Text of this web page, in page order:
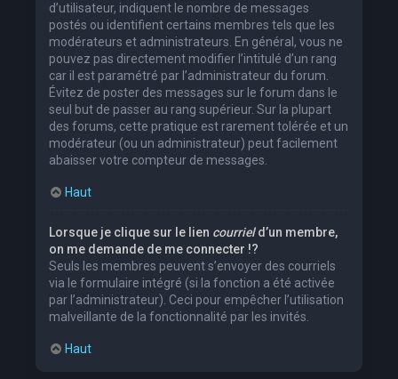
d’utilisateur, indiquent le nombre de messages
postés ou identifient certains membres tels que les
modérateurs et administrateurs. En général, vous ne
pouvez pas directement modifier l’intitulé d’un rang
car il est paramétré par l’administrateur du forum.
Évitez de poster des messages sur le forum dans le
seul but de passer au rang supérieur. Sur la plupart
des forums, cette pratique est rarement tolérée et un
modérateur (ou un administrateur) peut facilement
abaisser votre compteur de messages.
Haut
Lorsque je clique sur le lien courrield’un membre,
on me demande de me connecter !?
Seuls les membres peuvent s’envoyer des courriels
via le formulaire intégré (si la fonction a été activée
par l’administrateur). Ceci pour empêcher l’utilisation
malveillante de la fonctionnalité par les invités.
Haut